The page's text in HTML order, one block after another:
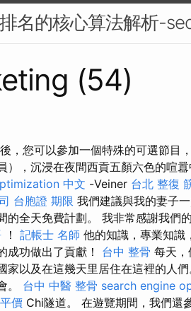
名的核心算法解析-
(54)
，您可以參加一個特殊的可選節目
），沉浸在夜間西貢五顏六色的喧囂
中文 -Veiner 台北 整復
台胞證 期限 我們建議與我的妻子
的全天免費計劃。 我非常感謝我們
！ 記帳士 名師 他的知識，專業知識
成功做出了貢獻！ 台中 整骨 每天
家以及在這幾天里居住在這裡的人們
。 台中 中醫 整骨 search engine
價 Chi隧道。 在遊覽期間，我們還